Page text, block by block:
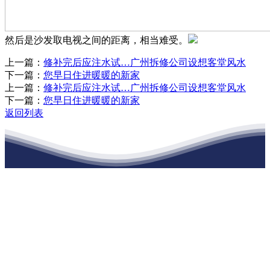
然后是沙发取电视之间的距离，相当难受。
上一篇： 修补完后应注水试…广州拆修公司设想客堂风水
下一篇： 您早日住进暖暖的新家
上一篇： 修补完后应注水试…广州拆修公司设想客堂风水
下一篇： 您早日住进暖暖的新家
返回列表